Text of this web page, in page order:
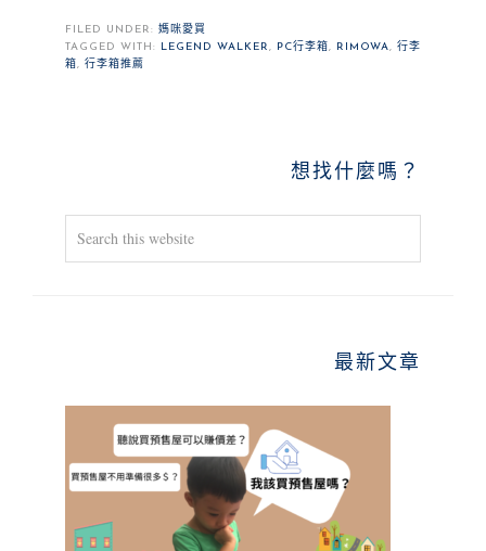
FILED UNDER: 媽咪愛買
TAGGED WITH:
LEGEND WALKER, PC行李箱, RIMOWA, 行李
箱, 行李箱推薦
想找什麼嗎？
this
最新文章